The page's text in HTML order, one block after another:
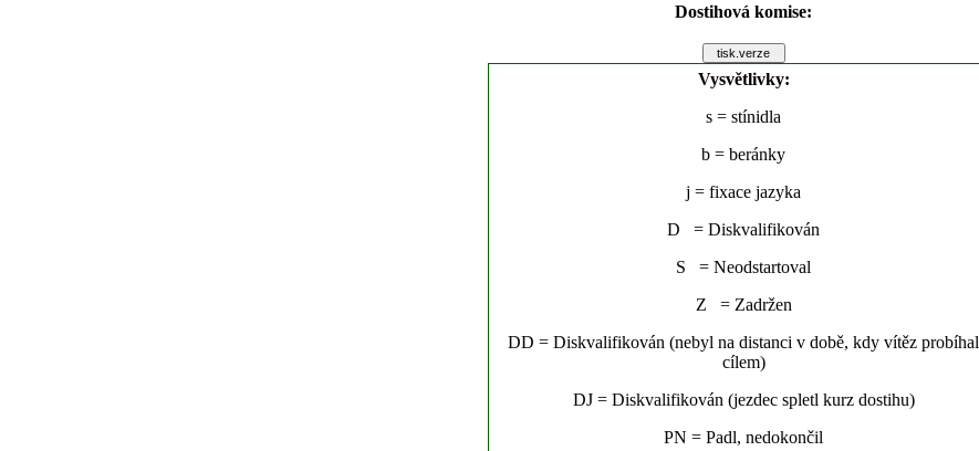
Dostihová komise:
Vysvětlivky:
s = stínidla
b = beránky
j = fixace jazyka
D = Diskvalifikován
S = Neodstartoval
Z = Zadržen
DD = Diskvalifikován (nebyl na distanci v době, kdy vítěz probíhal
cílem)
DJ = Diskvalifikován (jezdec spletl kurz dostihu)
PN = Padl, nedokončil